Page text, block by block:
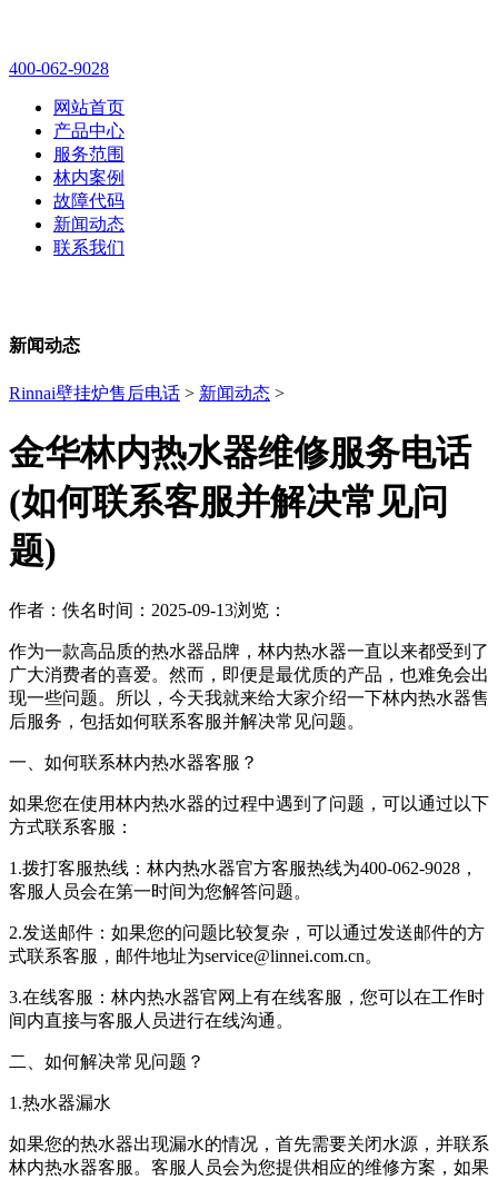
400-062-9028
网站首页
产品中心
服务范围
林内案例
故障代码
新闻动态
联系我们
新闻动态
Rinnai壁挂炉售后电话 > 新闻动态 >
金华林内热水器维修服务电话
(如何联系客服并解决常见问
题)
作者：佚名时间：2025-09-13浏览：
作为一款高品质的热水器品牌，林内热水器一直以来都受到了
广大消费者的喜爱。然而，即便是最优质的产品，也难免会出
现一些问题。所以，今天我就来给大家介绍一下林内热水器售
后服务，包括如何联系客服并解决常见问题。
一、如何联系林内热水器客服？
如果您在使用林内热水器的过程中遇到了问题，可以通过以下
方式联系客服：
1.拨打客服热线：林内热水器官方客服热线为400-062-9028，
客服人员会在第一时间为您解答问题。
2.发送邮件：如果您的问题比较复杂，可以通过发送邮件的方
式联系客服，邮件地址为service@linnei.com.cn。
3.在线客服：林内热水器官网上有在线客服，您可以在工作时
间内直接与客服人员进行在线沟通。
二、如何解决常见问题？
1.热水器漏水
如果您的热水器出现漏水的情况，首先需要关闭水源，并联系
林内热水器客服。客服人员会为您提供相应的维修方案，如果